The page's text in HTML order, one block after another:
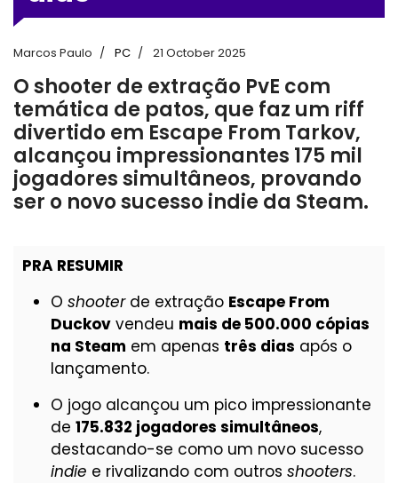
Marcos Paulo PC 21 October 2025
O shooter de extração PvE com
temática de patos, que faz um riff
divertido em Escape From Tarkov,
alcançou impressionantes 175 mil
jogadores simultâneos, provando
ser o novo sucesso indie da Steam.
PRA RESUMIR
O shooterde extração Escape From
Duckov vendeu mais de 500.000 cópias
na Steam em apenas três dias após o
lançamento.
O jogo alcançou um pico impressionante
de 175.832 jogadores simultâneos,
destacando-se como um novo sucesso
indie e rivalizando com outros shooters.